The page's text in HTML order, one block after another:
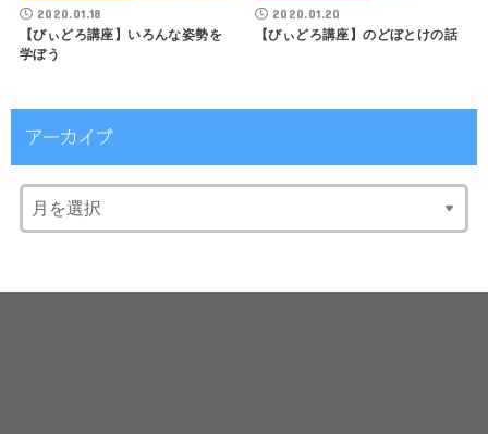
2020.01.18
【びぃどろ講座】いろんな姿勢を
学ぼう
2020.01.20
【びぃどろ講座】のどぼとけの話
アーカイブ